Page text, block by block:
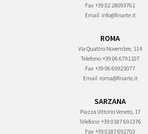
Fax +39 02 28093761
Email info@finarte.it
ROMA
Via Quattro Novembre, 114
Telefono +39 06 6791107
Fax +39 06 69923077
Email roma@finarte.it
SARZANA
Piazza Vittorio Veneto, 17
Telefono +39 0187 691376
Fax +39 0187 692703